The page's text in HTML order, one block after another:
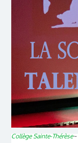
Collège Sainte-Thérèse~